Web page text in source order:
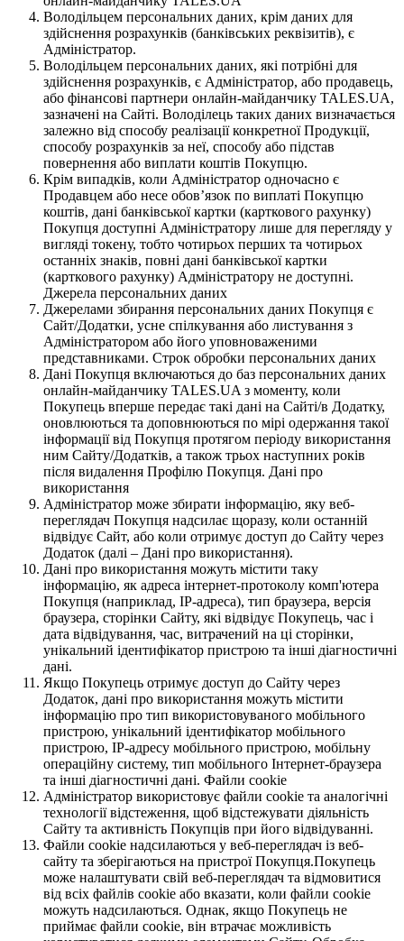
Володільцем персональних даних, крім даних для
здійснення розрахунків (банківських реквізитів), є
Адміністратор.
Володільцем персональних даних, які потрібні для
здійснення розрахунків, є Адміністратор, або продавець,
або фінансові партнери онлайн-майданчику TALES.UA,
зазначені на Сайті. Володілець таких даних визначається
залежно від способу реалізації конкретної Продукції,
способу розрахунків за неї, способу або підстав
повернення або виплати коштів Покупцю.
Крім випадків, коли Адміністратор одночасно є
Продавцем або несе обов’язок по виплаті Покупцю
коштів, дані банківської картки (карткового рахунку)
Покупця доступні Адміністратору лише для перегляду у
вигляді токену, тобто чотирьох перших та чотирьох
останніх знаків, повні дані банківської картки
(карткового рахунку) Адміністратору не доступні.
Джерела персональних даних
Джерелами збирання персональних даних Покупця є
Сайт/Додатки, усне спілкування або листування з
Адміністратором або його уповноваженими
представниками. Строк обробки персональних даних
Дані Покупця включаються до баз персональних даних
онлайн-майданчику TALES.UA з моменту, коли
Покупець вперше передає такі дані на Сайті/в Додатку,
оновлюються та доповнюються по мірі одержання такої
інформації від Покупця протягом періоду використання
ним Сайту/Додатків, а також трьох наступних років
після видалення Профілю Покупця. Дані про
використання
Адміністратор може збирати інформацію, яку веб-
переглядач Покупця надсилає щоразу, коли останній
відвідує Сайт, або коли отримує доступ до Сайту через
Додаток (далі – Дані про використання).
Дані про використання можуть містити таку
інформацію, як адреса інтернет-протоколу комп'ютера
Покупця (наприклад, IP-адреса), тип браузера, версія
браузера, сторінки Сайту, які відвідує Покупець, час і
дата відвідування, час, витрачений на ці сторінки,
унікальний ідентифікатор пристрою та інші діагностичні
дані.
Якщо Покупець отримує доступ до Сайту через
Додаток, дані про використання можуть містити
інформацію про тип використовуваного мобільного
пристрою, унікальний ідентифікатор мобільного
пристрою, IP-адресу мобільного пристрою, мобільну
операційну систему, тип мобільного Інтернет-браузера
та інші діагностичні дані. Файли cookie
Адміністратор використовує файли cookie та аналогічні
технології відстеження, щоб відстежувати діяльність
Сайту та активність Покупців при його відвідуванні.
Файли cookie надсилаються у веб-переглядач із веб-
сайту та зберігаються на пристрої Покупця.Покупець
може налаштувати свій веб-переглядач та відмовитися
від всіх файлів cookie або вказати, коли файли cookie
можуть надсилаються. Однак, якщо Покупець не
приймає файли cookie, він втрачає можливість